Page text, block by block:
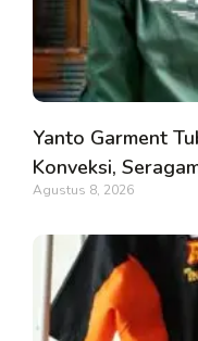
Yanto Garment
Konveksi,
Agustus 8, 2026